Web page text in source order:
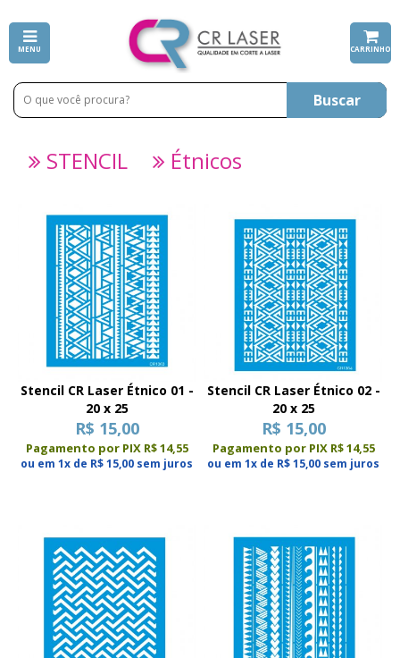
MENU CARRINHO
Buscar
STENCIL Étnicos
Stencil CR Laser Étnico 01 -
20 x 25
R$ 15,00
Pagamento por PIX R$ 14,55
ou em 1x de R$ 15,00 sem juros
Stencil CR Laser Étnico 02 -
20 x 25
R$ 15,00
Pagamento por PIX R$ 14,55
ou em 1x de R$ 15,00 sem juros